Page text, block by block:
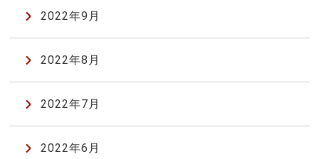
2022年9月
2022年8月
2022年7月
2022年6月